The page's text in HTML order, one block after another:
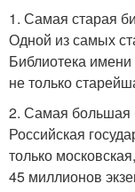
1. Самая старая
Одной из самых
Библиотека
не только
2. Самая большая
Российская
только
45 миллионов